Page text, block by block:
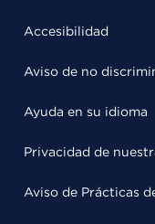
Accesibilidad
Aviso de no
Ayuda en su idioma
Privacidad de
Aviso de Prácticas